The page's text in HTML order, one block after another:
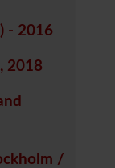
- 2016
2018
/